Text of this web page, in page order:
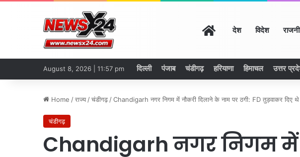
Homeदेश विदेश
August 8, 2026 | 11:57 pm दिल्ली पंजाब चंडीगढ़ हरियाणा हिमाचल उत्तर
Home /राज्य /चंडीगढ़ /Chandigarh नगर निगम में नौकरी दिलाने के नाम पर ठगी: FD तुड़वाकर दिए
चंडीगढ़
Chandigarh नगर निगम में